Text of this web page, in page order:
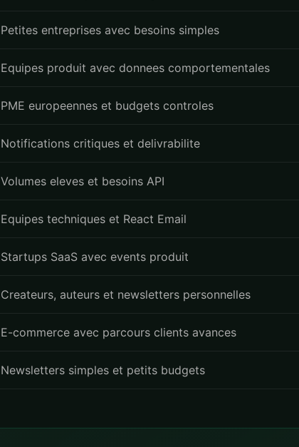
Petites entreprises avec besoins simples
Equipes produit avec donnees comportementales
PME europeennes et budgets controles
Notifications critiques et delivrabilite
Volumes eleves et besoins API
Equipes techniques et React Email
Startups SaaS avec events produit
Createurs, auteurs et newsletters personnelles
E-commerce avec parcours clients avances
Newsletters simples et petits budgets